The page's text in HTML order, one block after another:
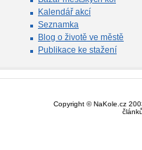
Kalendář akcí
Seznamka
Blog o životě ve městě
Publikace ke stažení
Copyright © NaKole.cz